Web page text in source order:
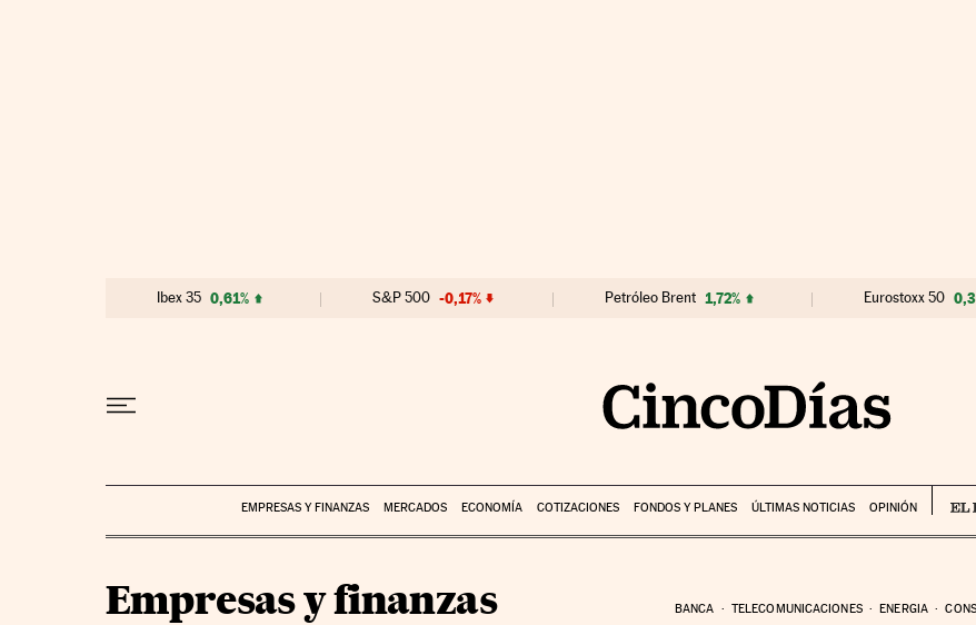
Ibex 35 0,61% S&P 500 -0,17% Petróleo Brent 1,72% Eurostoxx 50
EMPRESAS Y FINANZAS MERCADOS ECONOMÍA COTIZACIONES FONDOS Y PLANES ÚLTIMAS NOTICIAS OPINIÓN
Empresas y finanzas BANCA TELECOMUNICACIONES ENERGIA